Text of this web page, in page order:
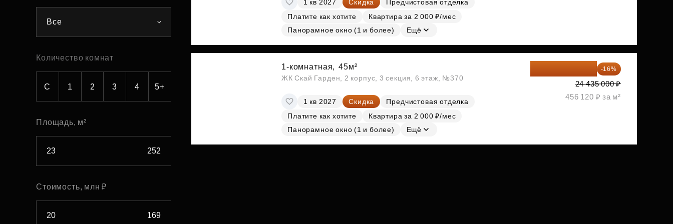
Субсидии
Все
Количество комнат
С 1 2 3 4 5+
Площадь, м²
Стоимость, млн ₽
1 кв 2027 Скидка
Предчистовая отделка
Платите как хотите
Квартира за 2 000 ₽/мес
Панорамное окно (1 и более)
Ещё
1-комнатная, 45м²
ЖК Скай Гарден, 2 корпус, 3 секция, 6 этаж, №370
1 кв 2027 Скидка
Предчистовая отделка
Платите как хотите
Квартира за 2 000 ₽/мес
Панорамное окно (1 и более)
Ещё
-16%
24 435 000 ₽
456 120 ₽ за м²